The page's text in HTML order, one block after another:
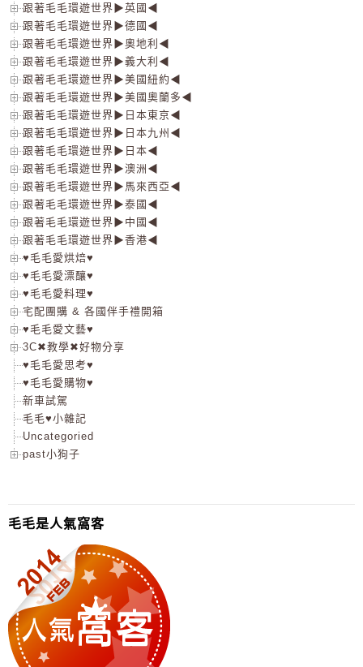
跟著毛毛環遊世界▶英國◀
跟著毛毛環遊世界▶德國◀
跟著毛毛環遊世界▶奧地利◀
跟著毛毛環遊世界▶義大利◀
跟著毛毛環遊世界▶美國紐約◀
跟著毛毛環遊世界▶美國奧蘭多◀
跟著毛毛環遊世界▶日本東京◀
跟著毛毛環遊世界▶日本九州◀
跟著毛毛環遊世界▶日本◀
跟著毛毛環遊世界▶澳洲◀
跟著毛毛環遊世界▶馬來西亞◀
跟著毛毛環遊世界▶泰國◀
跟著毛毛環遊世界▶中國◀
跟著毛毛環遊世界▶香港◀
♥毛毛愛烘焙♥
♥毛毛愛漂釀♥
♥毛毛愛料理♥
宅配團購 & 各國伴手禮開箱
♥毛毛愛文藝♥
3C✖教學✖好物分享
♥毛毛愛思考♥
♥毛毛愛購物♥
新車試駕
毛毛♥小雜記
Uncategoried
past小狗子
毛毛是人氣窩客